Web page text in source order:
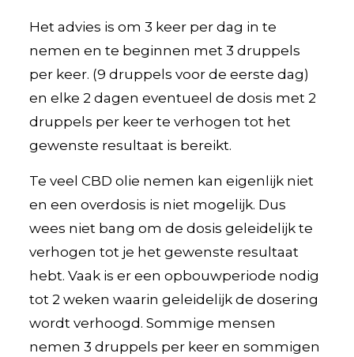
Het advies is om 3 keer per dag in te
nemen en te beginnen met 3 druppels
per keer. (9 druppels voor de eerste dag)
en elke 2 dagen eventueel de dosis met 2
druppels per keer te verhogen tot het
gewenste resultaat is bereikt.
Te veel CBD olie nemen kan eigenlijk niet
en een overdosis is niet mogelijk. Dus
wees niet bang om de dosis geleidelijk te
verhogen tot je het gewenste resultaat
hebt. Vaak is er een opbouwperiode nodig
tot 2 weken waarin geleidelijk de dosering
wordt verhoogd. Sommige mensen
nemen 3 druppels per keer en sommigen